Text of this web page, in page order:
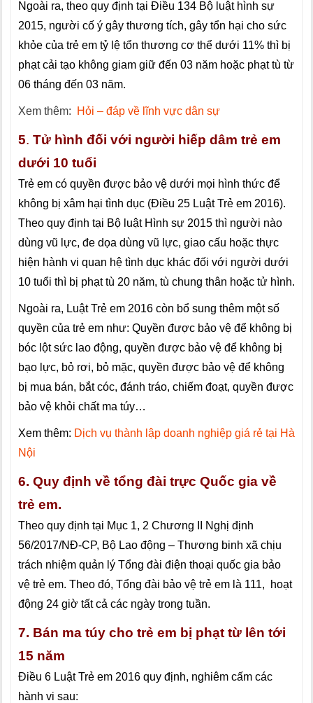
Ngoài ra, theo quy định tại Điều 134 Bộ luật hình sự
2015, người cố ý gây thương tích, gây tổn hại cho sức
khỏe của trẻ em tỷ lệ tổn thương cơ thể dưới 11% thì bị
phạt cải tạo không giam giữ đến 03 năm hoặc phạt tù từ
06 tháng đến 03 năm.
Xem thêm: Hỏi – đáp về lĩnh vực dân sự
5. Tử hình đối với người hiếp dâm trẻ em
dưới 10 tuổi
Trẻ em có quyền được bảo vệ dưới mọi hình thức để
không bị xâm hại tình dục (Điều 25 Luật Trẻ em 2016).
Theo quy định tại Bộ luật Hình sự 2015 thì người nào
dùng vũ lực, đe dọa dùng vũ lực, giao cấu hoặc thực
hiện hành vi quan hệ tình dục khác đối với người dưới
10 tuổi thì bị phạt tù 20 năm, tù chung thân hoặc tử hình.
Ngoài ra, Luật Trẻ em 2016 còn bổ sung thêm một số
quyền của trẻ em như: Quyền được bảo vệ để không bị
bóc lột sức lao động, quyền được bảo vệ để không bị
bạo lực, bỏ rơi, bỏ mặc, quyền được bảo vệ để không
bị mua bán, bắt cóc, đánh tráo, chiếm đoạt, quyền được
bảo vệ khỏi chất ma túy…
Xem thêm: Dịch vụ thành lập doanh nghiệp giá rẻ tại Hà
Nội
6. Quy định về tổng đài trực Quốc gia về
trẻ em.
Theo quy định tại Mục 1, 2 Chương II Nghị định
56/2017/NĐ-CP, Bộ Lao động – Thương binh xã chịu
trách nhiệm quản lý Tổng đài điện thoại quốc gia bảo
vệ trẻ em. Theo đó, Tổng đài bảo vệ trẻ em là 111, hoạt
động 24 giờ tất cả các ngày trong tuần.
7. Bán ma túy cho trẻ em bị phạt từ lên tới
15 năm
Điều 6 Luật Trẻ em 2016 quy định, nghiêm cấm các
hành vi sau: